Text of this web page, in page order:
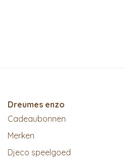
Dreumes enzo
Cadeaubonnen
Merken
Djeco speelgoed